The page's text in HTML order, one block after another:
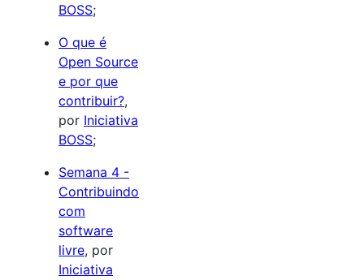
BOSS;
O que é
Open Source
e por que
contribuir?,
por Iniciativa
BOSS;
Semana 4 -
Contribuindo
com
software
livre, por
Iniciativa